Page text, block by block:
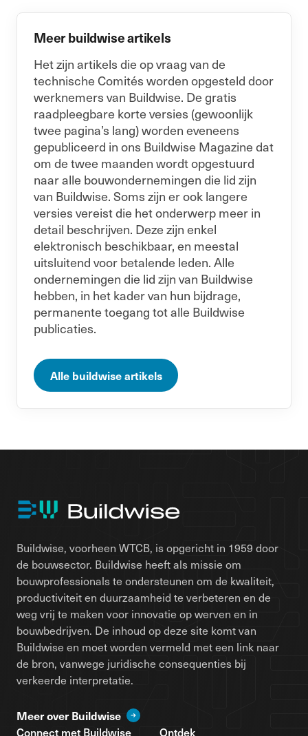
Meer buildwise artikels
Het zijn artikels die op vraag van de
technische Comités worden opgesteld door
werknemers van Buildwise. De gratis
raadpleegbare korte versies (gewoonlijk
twee pagina’s lang) worden eveneens
gepubliceerd in ons Buildwise Magazine dat
om de twee maanden wordt opgestuurd
naar alle bouwondernemingen die lid zijn
van Buildwise. Soms zijn er ook langere
versies vereist die het onderwerp meer in
detail beschrijven. Deze zijn enkel
elektronisch beschikbaar, en meestal
uitsluitend voor betalende leden. Alle
ondernemingen die lid zijn van Buildwise
hebben, in het kader van hun bijdrage,
permanente toegang tot alle Buildwise
publicaties.
Alle buildwise artikels
Buildwise, voorheen WTCB, is opgericht in 1959 door
de bouwsector. Buildwise heeft als missie om
bouwprofessionals te ondersteunen om de kwaliteit,
productiviteit en duurzaamheid te verbeteren en de
weg vrij te maken voor innovatie op werven en in
bouwbedrijven. De inhoud op deze site komt van
Buildwise en moet worden vermeld met een link naar
de bron, vanwege juridische consequenties bij
verkeerde interpretatie.
Meer over Buildwise
Connect met Buildwise Ontdek